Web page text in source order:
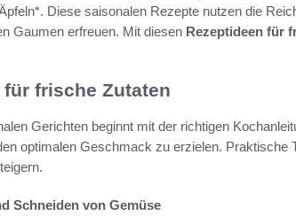
Diese saisonalen Rezepte nutzen die
Gaumen erfreuen. Mit diesen Rezeptideen für
frische Zutaten
Gerichten beginnt mit der richtigen
optimalen Geschmack zu erzielen. Praktische
Schneiden von Gemüse